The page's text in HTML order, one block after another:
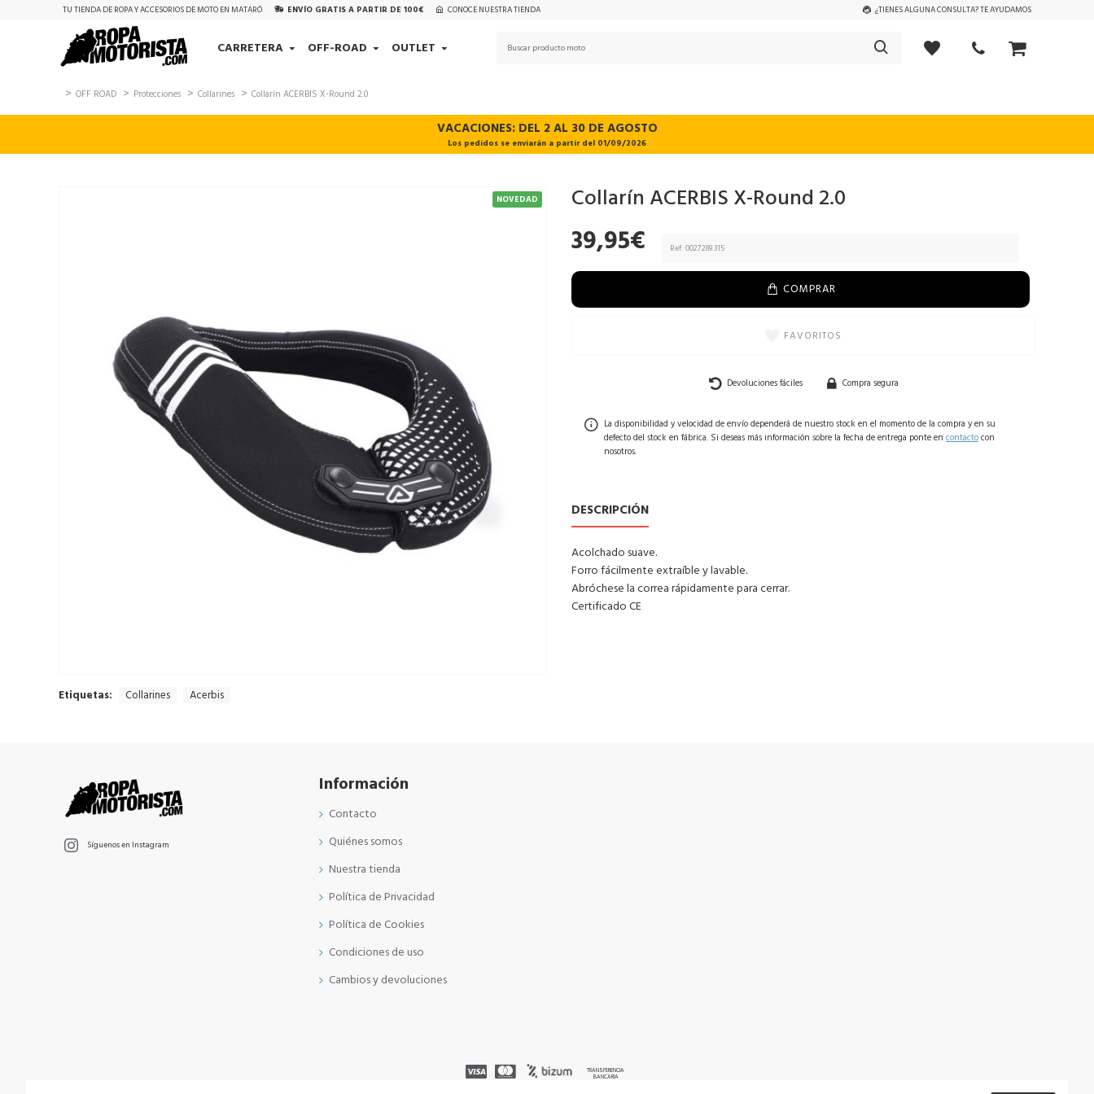
TU TIENDA DE ROPA Y ACCESORIOS DE MOTO EN MATARÓ ENVÍO GRATIS A PARTIR DE 100€ CONOCE NUESTRA TIENDA ¿TIENES ALGUNA CONSULTA? TE AYUDAMOS
CARRETERA OFF-ROAD OUTLET
OFF ROAD Protecciones Collarines Collarín ACERBIS X-Round 2.0
VACACIONES: DEL 2 AL 30 DE AGOSTO
Los pedidos se enviarán a partir del 01/09/2026
NOVEDAD
Etiquetas: Collarines Acerbis
Collarín ACERBIS X-Round 2.0
39,95€ Ref: 0027289.315
COMPRAR
FAVORITOS
Devoluciones fáciles Compra segura
La disponibilidad y velocidad de envío dependerá de nuestro stock en el momento de la compra y en su
defecto del stock en fábrica. Si deseas más información sobre la fecha de entrega ponte en contacto con
nosotros.
DESCRIPCIÓN
Acolchado suave.
Forro fácilmente extraíble y lavable.
Abróchese la correa rápidamente para cerrar.
Certificado CE
Síguenos en Instagram
Información
Contacto
Quiénes somos
Nuestra tienda
Política de Privacidad
Política de Cookies
Condiciones de uso
Cambios y devoluciones
TRANSFERENCIA
BANCARIA